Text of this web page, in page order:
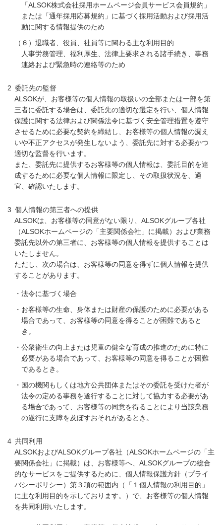
「ALSOK株式会社採用ホームページ会員サービス会員規約」
または「通年採用応募規約」に基づく採用活動および採用活
動に関する情報提供のため
（６）退職者、役員、社員等に関わる主な利用目的
人事労務管理、福利厚生、法律上要求される諸手続き、事務
連絡および緊急時の連絡等のため
委託先の監督
ALSOKが、お客様等の個人情報の取扱いの全部または一部を第
三者に委託する場合は、委託先の適切な選定を行い、個人情報
保護に関する法律および関係法令に基づく安全管理措置を遵守
させるために必要な契約を締結し、お客様等の個人情報の漏え
いや不正アクセスが発生しないよう、委託先に対する必要かつ
適切な監督を行います。
また、委託先に提供するお客様等の個人情報は、委託目的を達
成するために必要な個人情報に限定し、その取扱状況を、適
宜、確認いたします。
個人情報の第三者への提供
ALSOKは、お客様等の同意がない限り、ALSOKグループ各社
（ALSOKホームページの「主要関係会社」に掲載）および業務
委託先以外の第三者に、お客様等の個人情報を提供することは
いたしません。
ただし、次の場合は、お客様等の同意を得ずに個人情報を提供
することがあります。
・法令に基づく場合
・お客様等の生命、身体または財産の保護のために必要がある
場合であって、お客様等の同意を得ることが困難であると
き。
・公衆衛生の向上または児童の健全な育成の推進のために特に
必要がある場合であって、お客様等の同意を得ることが困難
であるとき。
・国の機関もしくは地方公共団体またはその委託を受けた者が
法令の定める事務を遂行することに対して協力する必要があ
る場合であって、お客様等の同意を得ることにより当該業務
の遂行に支障を及ぼすおそれがあるとき。
共同利用
ALSOKおよびALSOKグループ各社（ALSOKホームページの「主
要関係会社」に掲載）は、お客様等へ、ALSOKグループの総合
的なサービスをご提供するために、個人情報保護方針（プライ
バシーポリシー）第３項の範囲内（「１個人情報の利用目的」
に主な利用目的を示しております。）で、お客様等の個人情報
を共同利用いたします。